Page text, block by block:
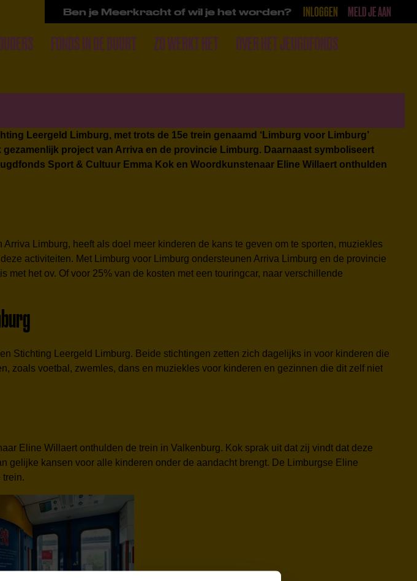
Ben je Meerkracht of wil je het worden? INLOGGEN MELD JE AAN
FONDS IN DE BUURT ZO WERKT HET OVER HET JEUGDFONDS
Leergeld Limburg, met trots de 15e trein genaamd ‘Limburg voor Limburg’
project van Arriva en de provincie Limburg. Daarnaast symboliseert
Sport & Cultuur Emma Kok en Woordkunstenaar Eline Willaert onthulden
Limburg, heeft als doel meer kinderen de kans te geven om te sporten, muziekles
activiteiten. Met Limburg voor Limburg ondersteunen Arriva Limburg en de provincie
het ov. Of voor 25% van de kosten met een touringcar, naar verschillende
Stichting Leergeld Limburg. Beide stichtingen zetten zich dagelijks in voor kinderen die
zoals voetbal, zwemles, dans en muziekles voor kinderen en gezinnen die dit zelf niet
Eline Willaert onthulden de trein in Valkenburg. Kok sprak uit dat zij vindt dat deze
kansen voor alle kinderen onder de aandacht brengt. De Limburgse Eline
trein.